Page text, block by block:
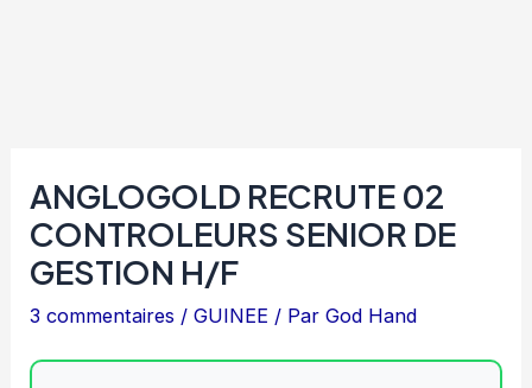
ANGLOGOLD RECRUTE 02
CONTROLEURS SENIOR DE
GESTION H/F
3 commentaires /GUINEE / ParGod Hand